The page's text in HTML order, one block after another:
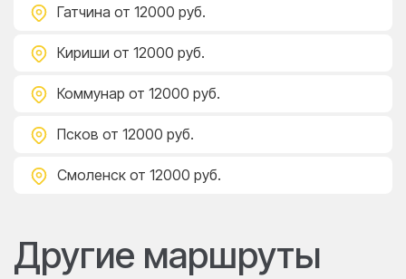
Гатчина от 12000 руб.
Кириши от 12000 руб.
Коммунар от 12000 руб.
Псков от 12000 руб.
Смоленск от 12000 руб.
Другие маршруты